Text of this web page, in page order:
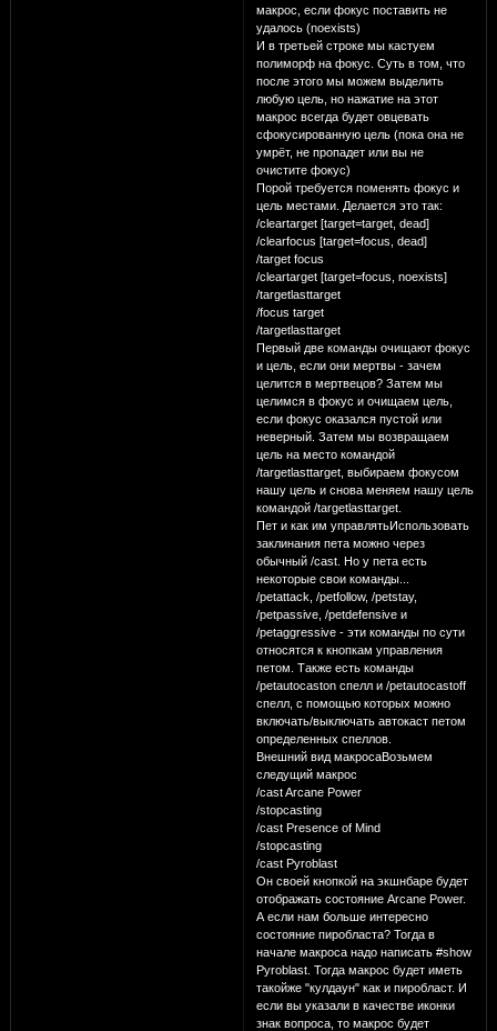
макрос, если фокус поставить не
удалось (noexists)
И в третьей строке мы кастуем
полиморф на фокус. Суть в том, что
после этого мы можем выделить
любую цель, но нажатие на этот
макрос всегда будет овцевать
сфокусированную цель (пока она не
умрёт, не пропадет или вы не
очистите фокус)
Порой требуется поменять фокус и
цель местами. Делается это так:
/cleartarget [target=target, dead]
/clearfocus [target=focus, dead]
/target focus
/cleartarget [target=focus, noexists]
/targetlasttarget
/focus target
/targetlasttarget
Первый две команды очищают фокус
и цель, если они мертвы - зачем
целится в мертвецов? Затем мы
целимся в фокус и очищаем цель,
если фокус оказался пустой или
неверный. Затем мы возвращаем
цель на место командой
/targetlasttarget, выбираем фокусом
нашу цель и снова меняем нашу цель
командой /targetlasttarget.
Пет и как им управлятьИспользовать
заклинания пета можно через
обычный /cast. Но у пета есть
некоторые свои команды...
/petattack, /petfollow, /petstay,
/petpassive, /petdefensive и
/petaggressive - эти команды по сути
относятся к кнопкам управления
петом. Также есть команды
/petautocaston спелл и /petautocastoff
спелл, с помощью которых можно
включать/выключать автокаст петом
определенных спеллов.
Внешний вид макросаВозьмем
следущий макрос
/cast Arcane Power
/stopcasting
/cast Presence of Mind
/stopcasting
/cast Pyroblast
Он своей кнопкой на экшнбаре будет
отображать состояние Arcane Power.
А если нам больше интересно
состояние пиробласта? Тогда в
начале макроса надо написать #show
Pyroblast. Тогда макрос будет иметь
такойже "кулдаун" как и пиробласт. И
если вы указали в качестве иконки
знак вопроса, то макрос будет